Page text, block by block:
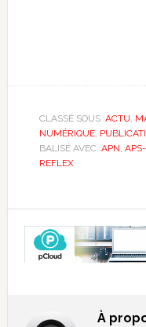
CLASSÉ SOUS :ACTU,
NUMÉRIQUE,
BALISÉ AVEC :APN,
REFLEX
À